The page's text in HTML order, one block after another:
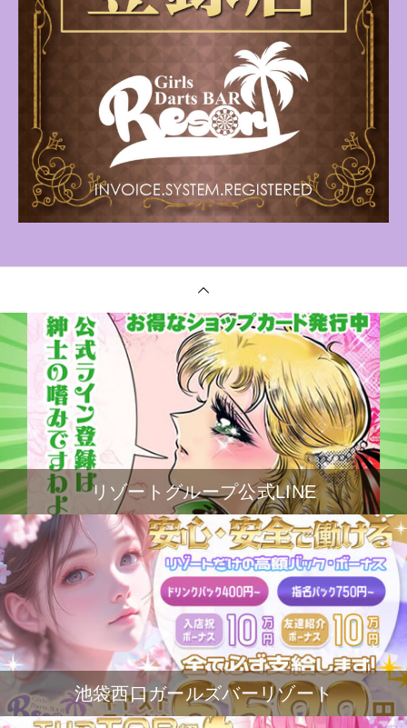
リゾートグループ公式LINE
池袋西口ガールズバーリゾート